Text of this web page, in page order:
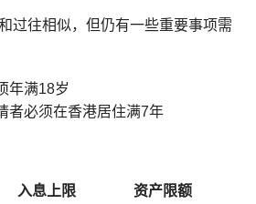
过往相似，但仍有一些重要事项需
年满18岁
者必须在香港居住满7年
入息上限 资产限额